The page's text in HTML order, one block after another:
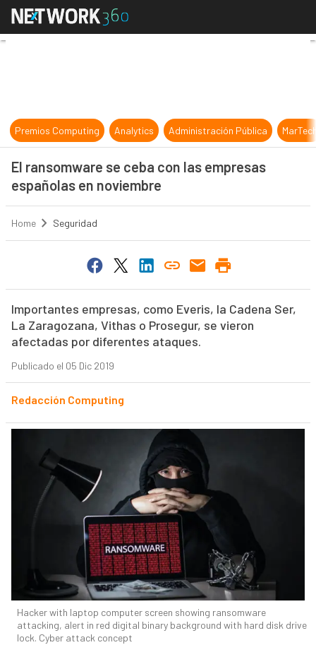
El ransomware se ceba con las
Premios Computing Analytics Administración Pública
El ransomware se ceba con las empresas
españolas en noviembre
Home Seguridad
Importantes empresas, como Everis, la Cadena Ser,
La Zaragozana, Vithas o Prosegur, se vieron
afectadas por diferentes ataques.
Publicado el 05 Dic 2019
Redacción Computing
Hacker with laptop computer screen showing ransomware
attacking, alert in red digital binary background with hard disk drive
lock. Cyber attack concept